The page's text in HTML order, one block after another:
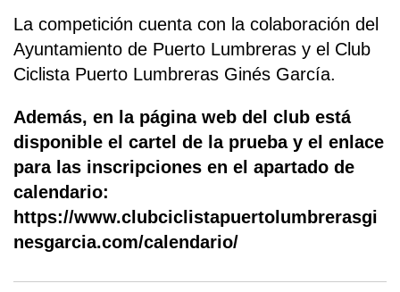
La competición cuenta con la colaboración del
Ayuntamiento de Puerto Lumbreras y el Club
Ciclista Puerto Lumbreras Ginés García.
Además, en la página web del club está
disponible el cartel de la prueba y el enlace
para las inscripciones en el apartado de
calendario:
https://www.clubciclistapuertolumbrerasgi
nesgarcia.com/calendario/